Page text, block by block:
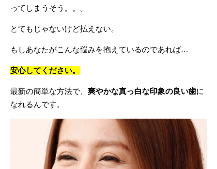
ってしまうそう。。。
とてもじゃないけど払えない。
もしあなたがこんな悩みを抱えているのであれば…
安心してください。
最新の簡単な方法で、 爽やかな真っ白な印象の良い歯に
なれるんです。